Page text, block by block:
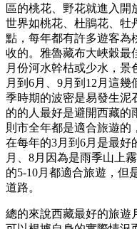
區的桃花、野花就進入開
世界如桃花、杜鵑花、牡
點，每年都有許多遊客為
收的。雅魯藏布大峽穀最
月份河水幹枯或少水，
月到6月、9月到12月這
季時期的波密是易發生泥
的的人最好是避開西藏的
則市全年都是適合旅遊的
在每年的3月到6月是最好
月、8月因為是雨季山上
的5-10月都適合旅遊，但
道路。
總的來說西藏最好的旅遊